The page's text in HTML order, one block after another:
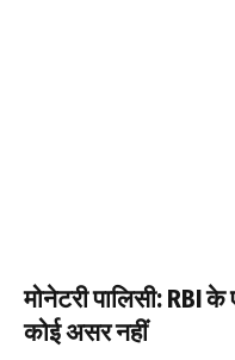
मोनेटरी पालिसी: RBI के
कोई असर नहीं